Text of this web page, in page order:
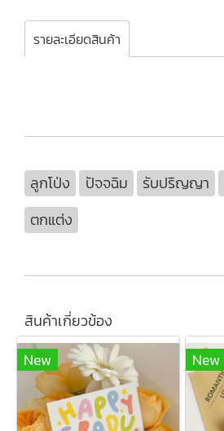
รายละเอียดสินค้า
ลูกโป่ง ปัจจฉิม รับปริญญา
ตกแต่ง
สินค้าเกี่ยวข้อง
New
New